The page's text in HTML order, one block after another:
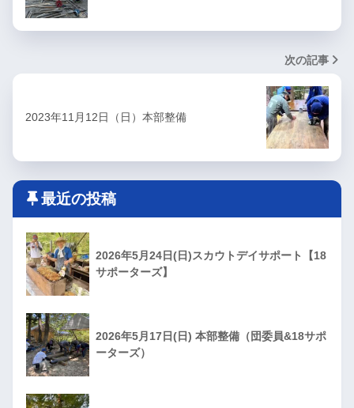
次の記事
2023年11月12日（日）本部整備
最近の投稿
2026年5月24日(日)スカウトデイサポート【18
サポーターズ】
2026年5月17日(日) 本部整備（団委員&18サポ
ーターズ）